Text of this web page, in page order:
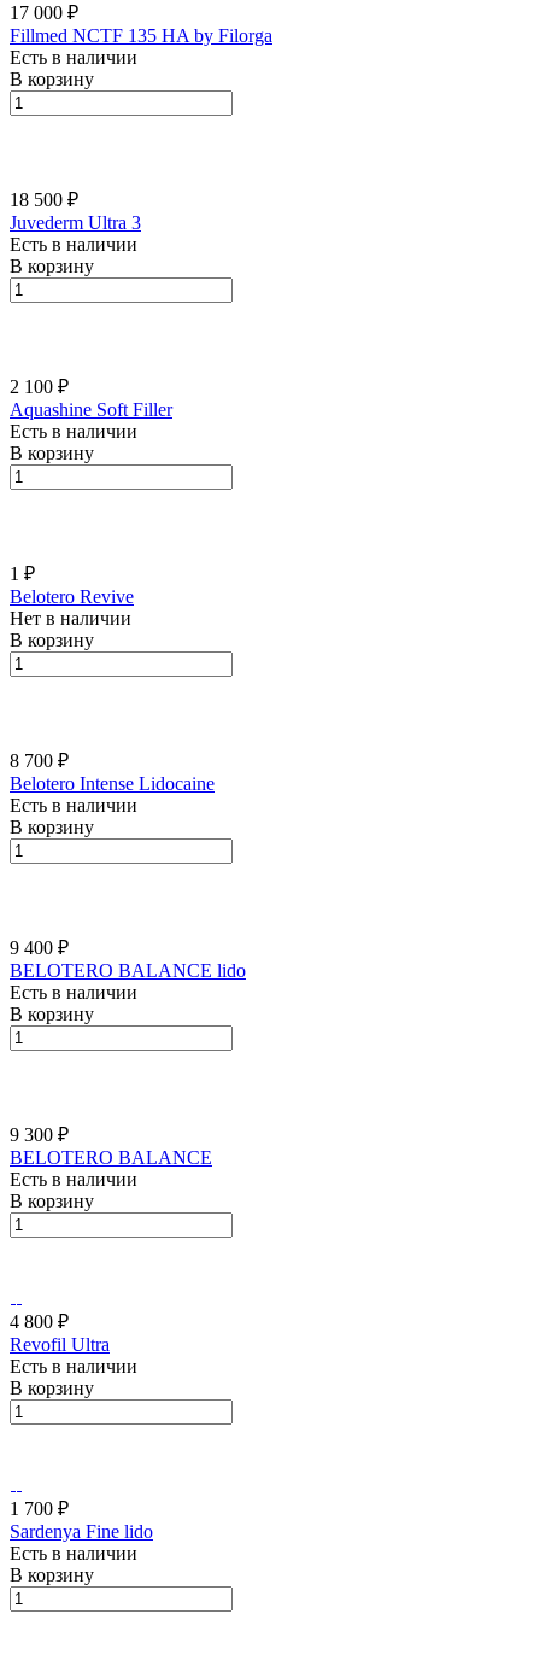
17 000 ₽
Fillmed NCTF 135 HA by Filorga
Есть в наличии
В корзину
18 500 ₽
Juvederm Ultra 3
Есть в наличии
В корзину
2 100 ₽
Aquashine Soft Filler
Есть в наличии
В корзину
1 ₽
Belotero Revive
Нет в наличии
В корзину
8 700 ₽
Belotero Intense Lidocaine
Есть в наличии
В корзину
9 400 ₽
BELOTERO BALАNCE lido
Есть в наличии
В корзину
9 300 ₽
BELOTERO BALАNCE
Есть в наличии
В корзину
4 800 ₽
Revofil Ultra
Есть в наличии
В корзину
1 700 ₽
Sardenya Fine lido
Есть в наличии
В корзину